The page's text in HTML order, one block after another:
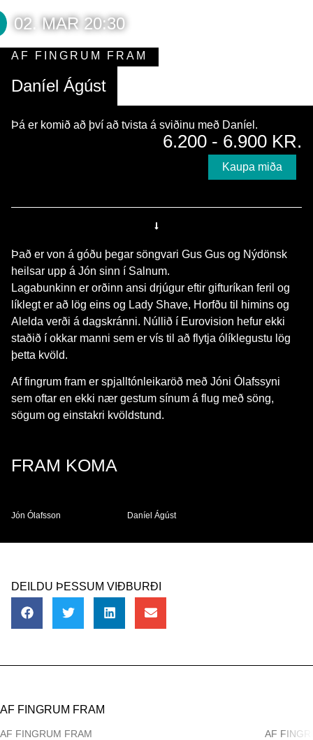
02. MAR 20:30
Daníel Ágúst
AF FINGRUM FRAM
Þá er komið að því að tvista á sviðinu með Daníel.
6.200 - 6.900 KR.
Kaupa miða
Það er von á góðu þegar söngvari Gus Gus og Nýdönsk
heilsar upp á Jón sinn í Salnum.
Lagabunkinn er orðinn ansi drjúgur eftir gifturíkan feril og
líklegt er að lög eins og Lady Shave, Horfðu til himins og
Alelda verði á dagskránni. Núllið í Eurovision hefur ekki
staðið í okkar manni sem er vís til að flytja ólíklegustu lög
þetta kvöld.
Af fingrum fram er spjalltónleikaröð með Jóni Ólafssyni
sem oftar en ekki nær gestum sínum á flug með söng,
sögum og einstakri kvöldstund.
FRAM KOMA
Jón Ólafsson Daníel Ágúst
DEILDU ÞESSUM VIÐBURÐI
AF FINGRUM FRAM
AF FINGRUM FRAM AF